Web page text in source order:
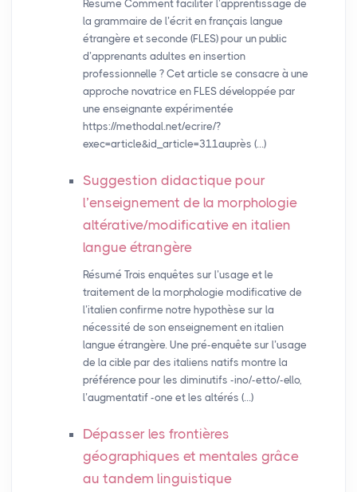
Résumé Comment faciliter l’apprentissage de
la grammaire de l’écrit en français langue
étrangère et seconde (FLES) pour un public
d’apprenants adultes en insertion
professionnelle ? Cet article se consacre à une
approche novatrice en FLES développée par
une enseignante expérimentée
https://methodal.net/ecrire/?
exec=article&id_article=311auprès (…)
Suggestion didactique pour
l’enseignement de la morphologie
altérative/modificative en italien
langue étrangère
Résumé Trois enquêtes sur l’usage et le
traitement de la morphologie modificative de
l’italien confirme notre hypothèse sur la
nécessité de son enseignement en italien
langue étrangère. Une pré-enquête sur l’usage
de la cible par des italiens natifs montre la
préférence pour les diminutifs -ino/-etto/-ello,
l’augmentatif -one et les altérés (…)
Dépasser les frontières
géographiques et mentales grâce
au tandem linguistique